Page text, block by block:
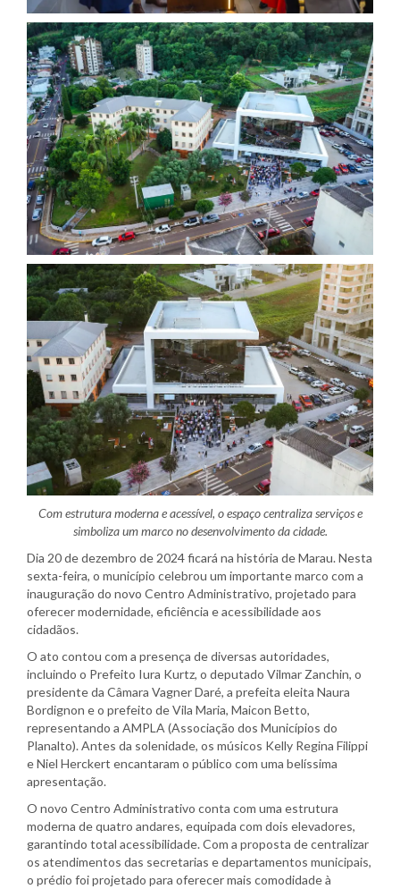
Com estrutura moderna e acessível, o espaço centraliza serviços e
simboliza um marco no desenvolvimento da cidade.
Dia 20 de dezembro de 2024 ficará na história de Marau. Nesta
sexta-feira, o município celebrou um importante marco com a
inauguração do novo Centro Administrativo, projetado para
oferecer modernidade, eficiência e acessibilidade aos
cidadãos.
O ato contou com a presença de diversas autoridades,
incluindo o Prefeito Iura Kurtz, o deputado Vilmar Zanchin, o
presidente da Câmara Vagner Daré, a prefeita eleita Naura
Bordignon e o prefeito de Vila Maria, Maicon Betto,
representando a AMPLA (Associação dos Municípios do
Planalto). Antes da solenidade, os músicos Kelly Regina Filippi
e Niel Herckert encantaram o público com uma belíssima
apresentação.
O novo Centro Administrativo conta com uma estrutura
moderna de quatro andares, equipada com dois elevadores,
garantindo total acessibilidade. Com a proposta de centralizar
os atendimentos das secretarias e departamentos municipais,
o prédio foi projetado para oferecer mais comodidade à